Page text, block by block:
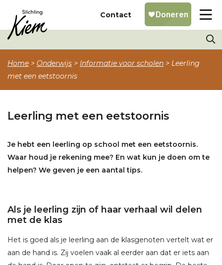
Contact
Home > Onderwijs > Informatie voor scholen > Leerling
met een eetstoornis
Leerling met een eetstoornis
Je hebt een leerling op school met een eetstoornis.
Waar houd je rekening mee? En wat kun je doen om te
helpen? We geven je een aantal tips.
Als je leerling zijn of haar verhaal wil delen
met de klas
Het is goed als je leerling aan de klasgenoten vertelt wat er
aan de hand is. Zij voelen vaak al eerder aan dat er iets aan